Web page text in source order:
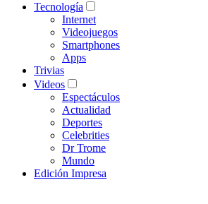
Tecnología
Internet
Videojuegos
Smartphones
Apps
Trivias
Videos
Espectáculos
Actualidad
Deportes
Celebrities
Dr Trome
Mundo
Edición Impresa